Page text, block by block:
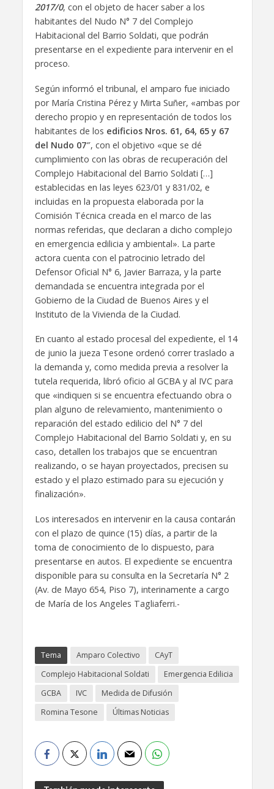
2017/0, con el objeto de hacer saber a los
habitantes del Nudo N° 7 del Complejo
Habitacional del Barrio Soldati, que podrán
presentarse en el expediente para intervenir en el
proceso.
Según informó el tribunal, el amparo fue iniciado
por María Cristina Pérez y Mirta Suñer, «ambas por
derecho propio y en representación de todos los
habitantes de los edificios Nros. 61, 64, 65 y 67
del Nudo 07″, con el objetivo «que se dé
cumplimiento con las obras de recuperación del
Complejo Habitacional del Barrio Soldati […]
establecidas en las leyes 623/01 y 831/02, e
incluidas en la propuesta elaborada por la
Comisión Técnica creada en el marco de las
normas referidas, que declaran a dicho complejo
en emergencia edilicia y ambiental». La parte
actora cuenta con el patrocinio letrado del
Defensor Oficial N° 6, Javier Barraza, y la parte
demandada se encuentra integrada por el
Gobierno de la Ciudad de Buenos Aires y el
Instituto de la Vivienda de la Ciudad.
En cuanto al estado procesal del expediente, el 14
de junio la jueza Tesone ordenó correr traslado a
la demanda y, como medida previa a resolver la
tutela requerida, libró oficio al GCBA y al IVC para
que «indiquen si se encuentra efectuando obra o
plan alguno de relevamiento, mantenimiento o
reparación del estado edilicio del N° 7 del
Complejo Habitacional del Barrio Soldati y, en su
caso, detallen los trabajos que se encuentran
realizando, o se hayan proyectados, precisen su
estado y el plazo estimado para su ejecución y
finalización».
Los interesados en intervenir en la causa contarán
con el plazo de quince (15) días, a partir de la
toma de conocimiento de lo dispuesto, para
presentarse en autos. El expediente se encuentra
disponible para su consulta en la Secretaría N° 2
(Av. de Mayo 654, Piso 7), interinamente a cargo
de María de los Angeles Tagliaferri.-
Tema Amparo Colectivo
CAyT
Complejo Habitacional Soldati
Emergencia Edilicia
GCBA
IVC
Medida de Difusión
Romina Tesone
Últimas Noticias